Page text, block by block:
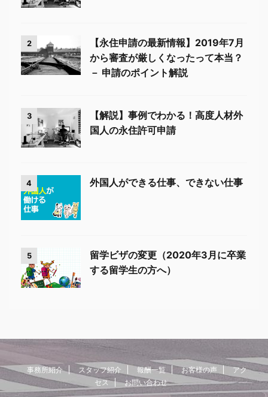
2
【永住申請の最新情報】2019年7月
から審査が厳しくなったって本当？
－ 申請のポイント解説
3
【解説】事例でわかる！高度人材外
国人の永住許可申請
4 外国人ができる仕事、できない仕事
5
留学ビザの変更（2020年3月に卒業
する留学生の方へ）
事務所紹介 スタッフ紹介 報酬一覧 お客様の声
アク
セス
お問い合わせ